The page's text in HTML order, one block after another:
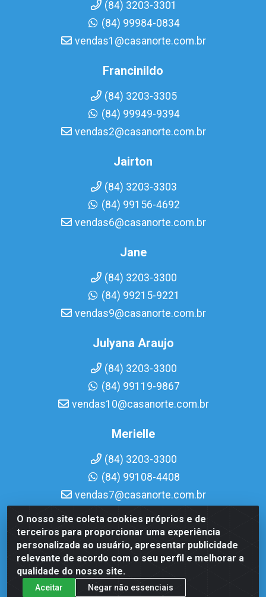
O nosso site coleta cookies próprios e de
terceiros para proporcionar uma experiência
personalizada ao usuário, apresentar publicidade
relevante de acordo com o seu perfil e melhorar a
qualidade do nosso site.
Aceitar Negar não essenciais
(84) 3203-3301
(84) 99984-0834
vendas1@casanorte.com.br
Francinildo
(84) 3203-3305
(84) 99949-9394
vendas2@casanorte.com.br
Jairton
(84) 3203-3303
(84) 99156-4692
vendas6@casanorte.com.br
Jane
(84) 3203-3300
(84) 99215-9221
vendas9@casanorte.com.br
Julyana Araujo
(84) 3203-3300
(84) 99119-9867
vendas10@casanorte.com.br
Merielle
(84) 3203-3300
(84) 99108-4408
vendas7@casanorte.com.br
Casa Norte LTDA - Av. Interventor Mário Câmara, 1815 - Dix-
Sept Rosado, Natal/RN - CEP 59054-600 - CNPJ
08.713.513/0001-51